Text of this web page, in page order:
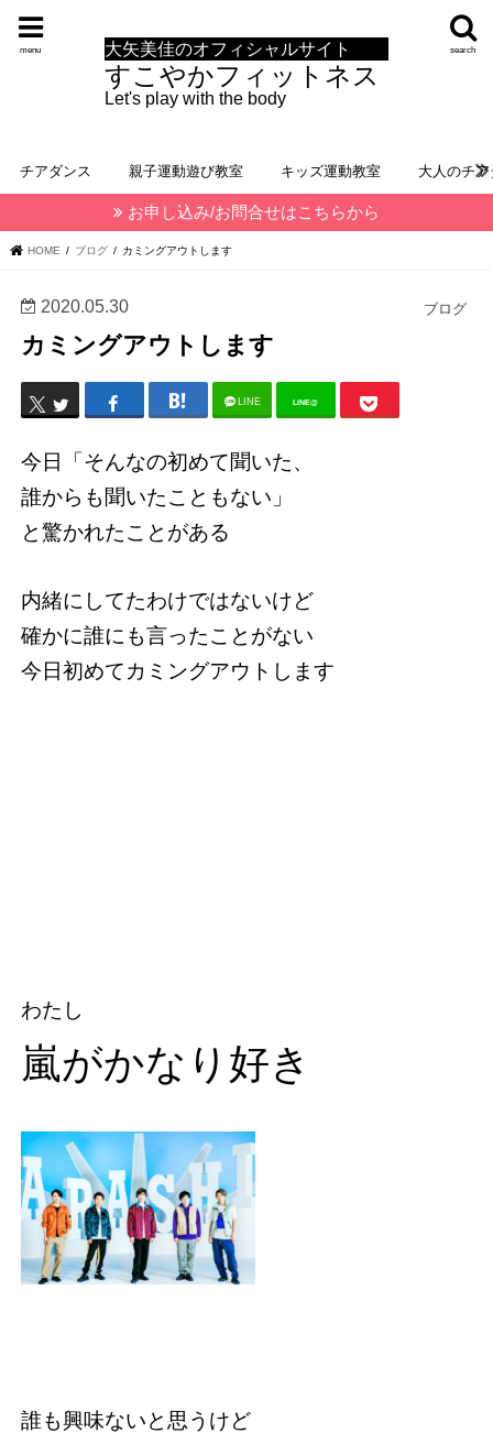
大矢美佳のオフィシャルサイト
すこやかフィットネス
Let's play with the body
search
menu
チアダンス 親子運動遊び教室 キッズ運動教室 大人のチ
お申し込み/お問合せはこちらから
HOME ブログ カミングアウトします
ブログ
2020.05.30
カミングアウトします
LINE LINE@
今日「そんなの初めて聞いた、
誰からも聞いたこともない」
と驚かれたことがある
内緒にしてたわけではないけど
確かに誰にも言ったことがない
今日初めてカミングアウトします
わたし
嵐がかなり好き
誰も興味ないと思うけど